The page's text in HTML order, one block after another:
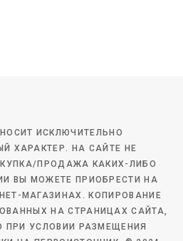
ИСКЛЮЧИТЕЛЬНО
ХАРАКТЕР. НА САЙТЕ НЕ
ПРОДАЖА КАКИХ-ЛИБО
ВЫ МОЖЕТЕ ПРИОБРЕСТИ НА
МАГАЗИНАХ. КОПИРОВАНИЕ
НА СТРАНИЦАХ САЙТА,
ПРИ УСЛОВИИ РАЗМЕЩЕНИЯ